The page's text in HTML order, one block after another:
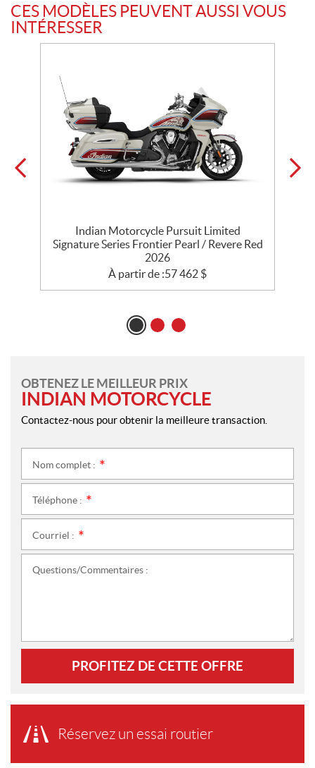
CES MODÈLES PEUVENT AUSSI VOUS
INTÉRESSER
Indian Motorcycle Pursuit Limited
Signature Series Frontier Pearl / Revere Red
2026
À partir de :57 462 $
OBTENEZ LE MEILLEUR PRIX
INDIAN MOTORCYCLE
Contactez-nous pour obtenir la meilleure transaction.
Nom complet :
Téléphone :
Courriel :
Questions/Commentaires :
PROFITEZ DE CETTE OFFRE
Réservez un essai routier